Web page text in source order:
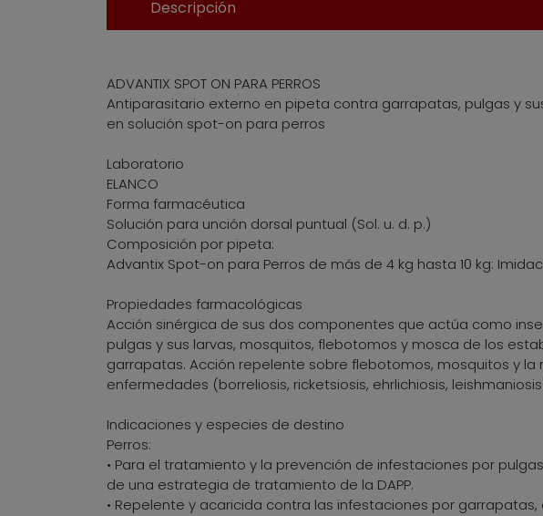
Descripción
ADVANTIX SPOT ON PARA PERROS
Antiparasitario externo en pipeta contra garrapatas, pulgas y
en solución spot-on para perros
Laboratorio
ELANCO
Forma farmacéutica
Solución para unción dorsal puntual (Sol. u. d. p.)
Composición por pipeta:
Advantix Spot-on para Perros de más de 4 kg hasta 10 kg:
Propiedades farmacológicas
Acción sinérgica de sus dos componentes que actúa como
pulgas y sus larvas, mosquitos, flebotomos y mosca de los
garrapatas. Acción repelente sobre flebotomos, mosquitos y
enfermedades (borreliosis, ricketsiosis, ehrlichiosis,
Indicaciones y especies de destino
Perros:
• Para el tratamiento y la prevención de infestaciones por
de una estrategia de tratamiento de la DAPP.
• Repelente y acaricida contra las infestaciones por